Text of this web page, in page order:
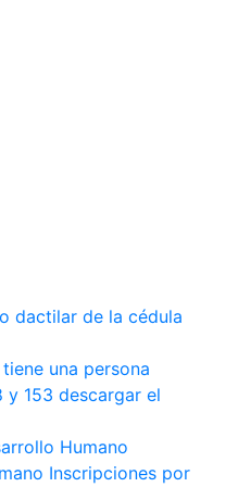
dactilar de la cédula
una persona
y 153 descargar el
Humano
Inscripciones por